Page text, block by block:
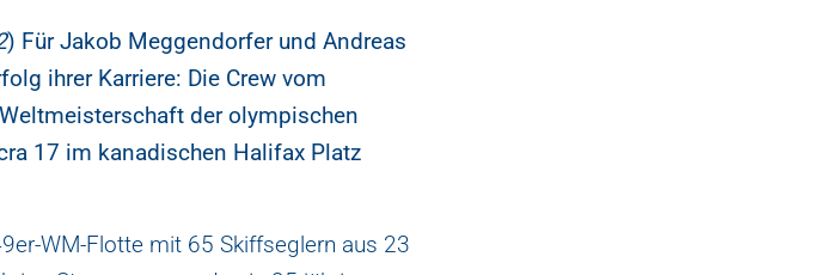
) Für Jakob Meggendorfer und Andreas
ihrer Karriere: Die Crew vom
der olympischen
17 im kanadischen Halifax Platz
WM-Flotte mit 65 Skiffseglern aus 23